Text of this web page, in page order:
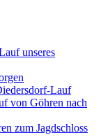
unseres
Lauf
von Göhren nach
zum Jagdschloss